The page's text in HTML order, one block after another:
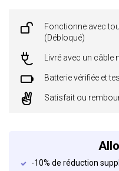
Fonctionne avec
(Débloqué)
Livré avec un câble
Batterie vérifiée et
Satisfait ou
-10% de réduction